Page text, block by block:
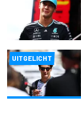
UITGELICHT